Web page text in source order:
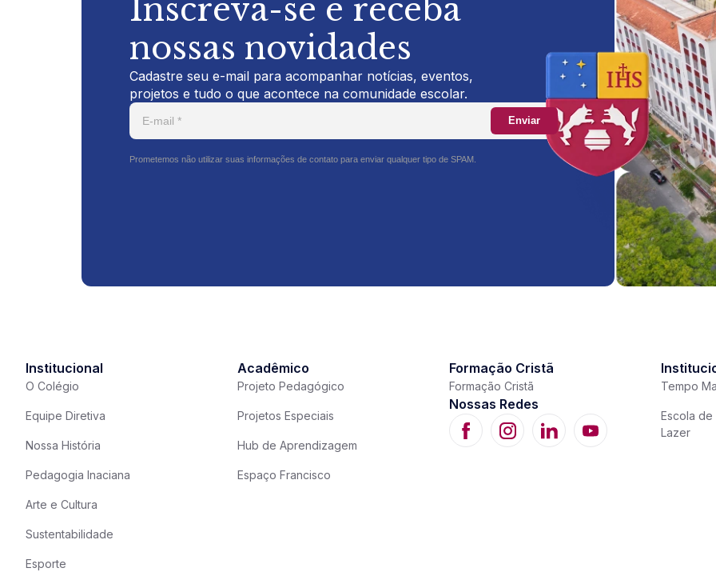
Inscreva-se e receba
nossas novidades
Cadastre seu e-mail para acompanhar notícias, eventos,
projetos e tudo o que acontece na comunidade escolar.
Enviar
Prometemos não utilizar suas informações de contato para enviar qualquer tipo de SPAM.
Institucional
O Colégio
Equipe Diretiva
Nossa História
Pedagogia Inaciana
Arte e Cultura
Sustentabilidade
Esporte
Acadêmico
Projeto Pedagógico
Projetos Especiais
Hub de Aprendizagem
Espaço Francisco
Formação Cristã
Formação Cristã
Nossas Redes
Tempo
Escola de
Lazer